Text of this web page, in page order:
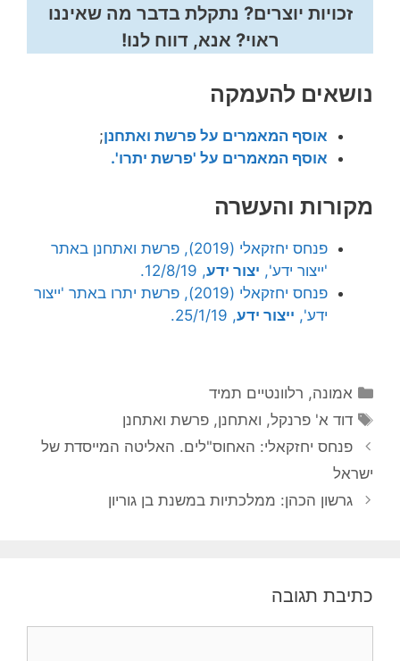
זכויות יוצרים? נתקלת בדבר מה שאיננו
ראוי? אנא, דווח לנו!
נושאים להעמקה
אוסף המאמרים על פרשת ואתחנן;
אוסף המאמרים על 'פרשת יתרו'.
מקורות והעשרה
פנחס יחזקאלי (2019), פרשת ואתחנן באתר
'ייצור ידע', יצור ידע, 12/8/19.
פנחס יחזקאלי (2019), פרשת יתרו באתר 'ייצור
ידע', ייצור ידע, 25/1/19.
קטגוריות
אמונה, רלוונטיים תמיד
תגיות
דוד א' פרנקל, ואתחנן,פרשת ואתחנן
פנחס יחזקאלי: האחוס"לים. האליטה המייסדת של
ישראל
גרשון הכהן: ממלכתיות במשנת בן גוריון
כתיבת תגובה